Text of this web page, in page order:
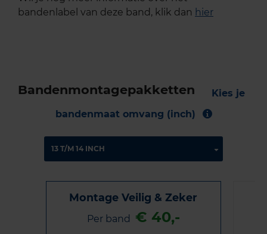
bandenlabel van deze band, klik dan hier
Bandenmontagepakketten
Kies je
bandenmaat omvang (inch)
Montage Veilig & Zeker
Per band € 40,-